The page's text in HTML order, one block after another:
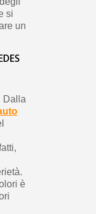
si
un
Dalla
è